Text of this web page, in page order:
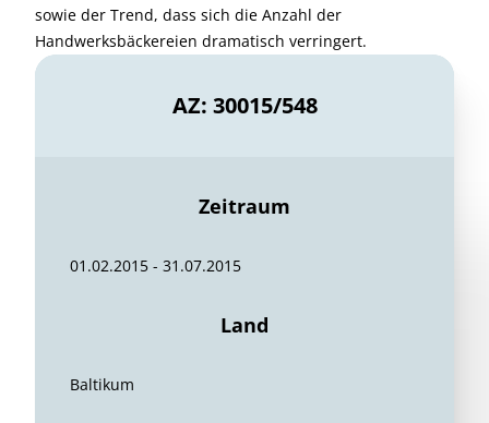
sowie der Trend, dass sich die Anzahl der
Handwerksbäckereien dramatisch verringert.
AZ: 30015/548
Zeitraum
01.02.2015 - 31.07.2015
Land
Baltikum